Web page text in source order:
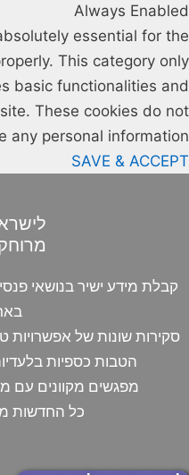
Always Enabled
essential for the
This category only
basic functionalities and
These cookies do not
any personal information.
SAVE & ACCEPT
קבלת מידע ישיר בנושאי
סקירות שונות של אפשרויות
הטבות כספיות
מפגשים מקוונים עם
כל החדשות